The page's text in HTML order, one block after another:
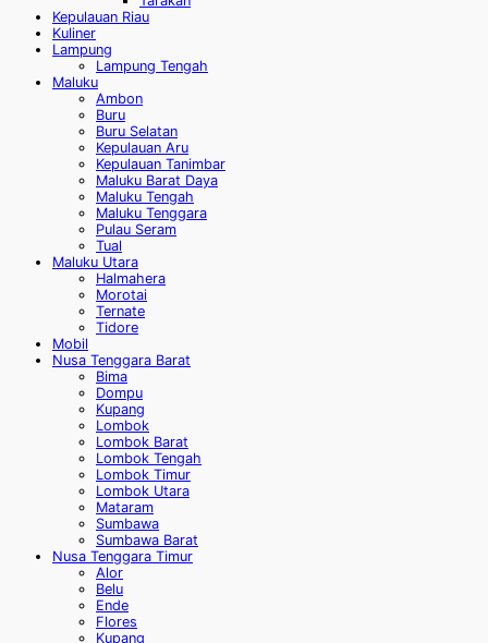
Kepulauan Riau
Kuliner
Lampung
Lampung Tengah
Maluku
Ambon
Buru
Buru Selatan
Kepulauan Aru
Kepulauan Tanimbar
Maluku Barat Daya
Maluku Tengah
Maluku Tenggara
Pulau Seram
Tual
Maluku Utara
Halmahera
Morotai
Ternate
Tidore
Mobil
Nusa Tenggara Barat
Bima
Dompu
Kupang
Lombok
Lombok Barat
Lombok Tengah
Lombok Timur
Lombok Utara
Mataram
Sumbawa
Sumbawa Barat
Nusa Tenggara Timur
Alor
Belu
Ende
Flores
Kupang